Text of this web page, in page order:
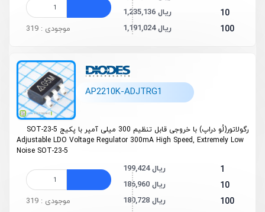
10 1,235,136 ریال
100 1,191,024 ریال موجودی : 319
AP2210K-ADJTRG1
رگولاتور(لُو دراپ) با خروجی قابل تنظیم 300 میلی آمپر با پکیج SOT-23-5
Adjustable LDO Voltage Regulator 300mA High Speed, Extremely Low
Noise SOT-23-5
1 199,424 ریال
10 186,960 ریال
100
180,728 ریال
موجودی : 319